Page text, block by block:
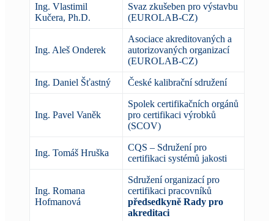
Ing. Vlastimil
Kučera, Ph.D.
Svaz zkušeben pro výstavbu
(EUROLAB-CZ)
Ing. Aleš Onderek
Asociace akreditovaných a
autorizovaných organizací
(EUROLAB-CZ)
Ing. Daniel Šťastný České kalibrační sdružení
Ing. Pavel Vaněk
Spolek certifikačních orgánů
pro certifikaci výrobků
(SCOV)
Ing. Tomáš Hruška
CQS – Sdružení pro
certifikaci systémů jakosti
Ing. Romana
Hofmanová
Sdružení organizací pro
certifikaci pracovníků
předsedkyně Rady pro
akreditaci